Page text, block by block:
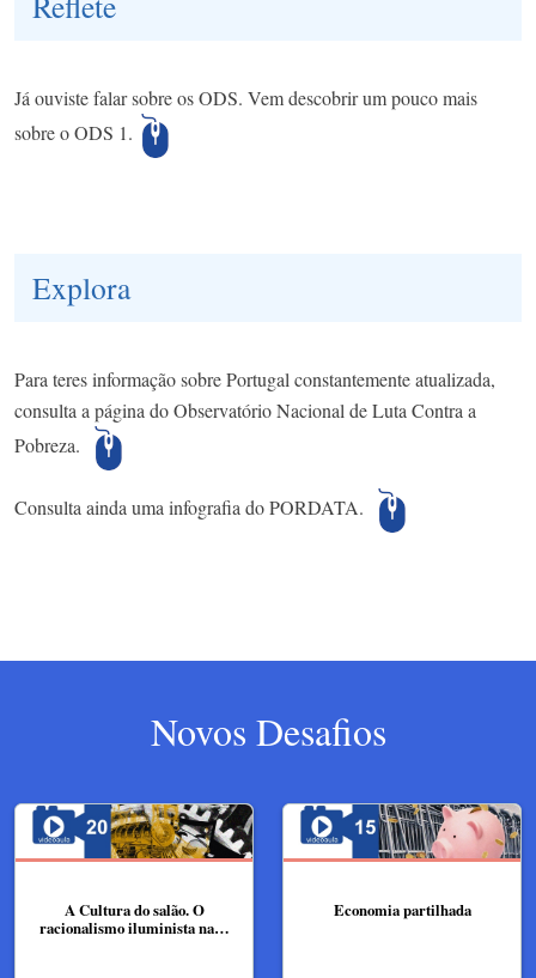
Já ouviste falar sobre os ODS. Vem descobrir um pouco mais
sobre o ODS 1.
Explora
Para teres informação sobre Portugal constantemente atualizada,
consulta a página do Observatório Nacional de Luta Contra a
Pobreza.
Consulta ainda uma infografia do PORDATA.
Novos Desafios
A Cultura do salão. O
racionalismo iluminista na…
Economia partilhada